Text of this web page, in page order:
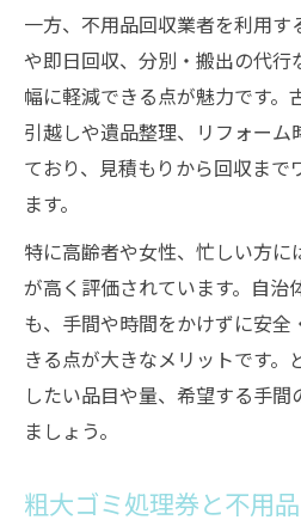
一方、不用品回収業者を利用
や即日回収、分別・搬出の代行
幅に軽減できる点が魅力です。
引越しや遺品整理、リフォーム
ており、見積もりから回収ま
ます。
特に高齢者や女性、忙しい方
が高く評価されています。自治
も、手間や時間をかけずに安
きる点が大きなメリットです。
したい品目や量、希望する手間
ましょう。
粗大ゴミ処理券と不用